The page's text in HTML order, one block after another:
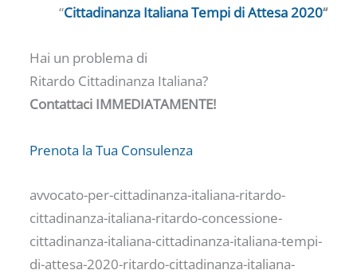
“Cittadinanza Italiana Tempi di Attesa 2020“
Hai un problema di
Ritardo Cittadinanza Italiana?
Contattaci IMMEDIATAMENTE!
Prenota la Tua Consulenza
avvocato-per-cittadinanza-italiana-ritardo-
cittadinanza-italiana-ritardo-concessione-
cittadinanza-italiana-cittadinanza-italiana-tempi-
di-attesa-2020-ritardo-cittadinanza-italiana-